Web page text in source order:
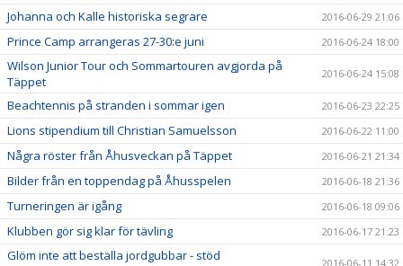
Johanna och Kalle historiska segrare 2016-06-29 21:06
Prince Camp arrangeras 27-30:e juni 2016-06-24 18:00
Wilson Junior Tour och Sommartouren avgjorda på
Täppet
2016-06-24 15:08
Beachtennis på stranden i sommar igen 2016-06-23 22:25
Lions stipendium till Christian Samuelsson 2016-06-22 11:00
Några röster från Åhusveckan på Täppet 2016-06-21 21:34
Bilder från en toppendag på Åhusspelen 2016-06-18 21:36
Turneringen är igång 2016-06-18 09:06
Klubben gör sig klar för tävling 2016-06-17 21:23
Glöm inte att beställa jordgubbar - stöd
2016-06-11 14:32